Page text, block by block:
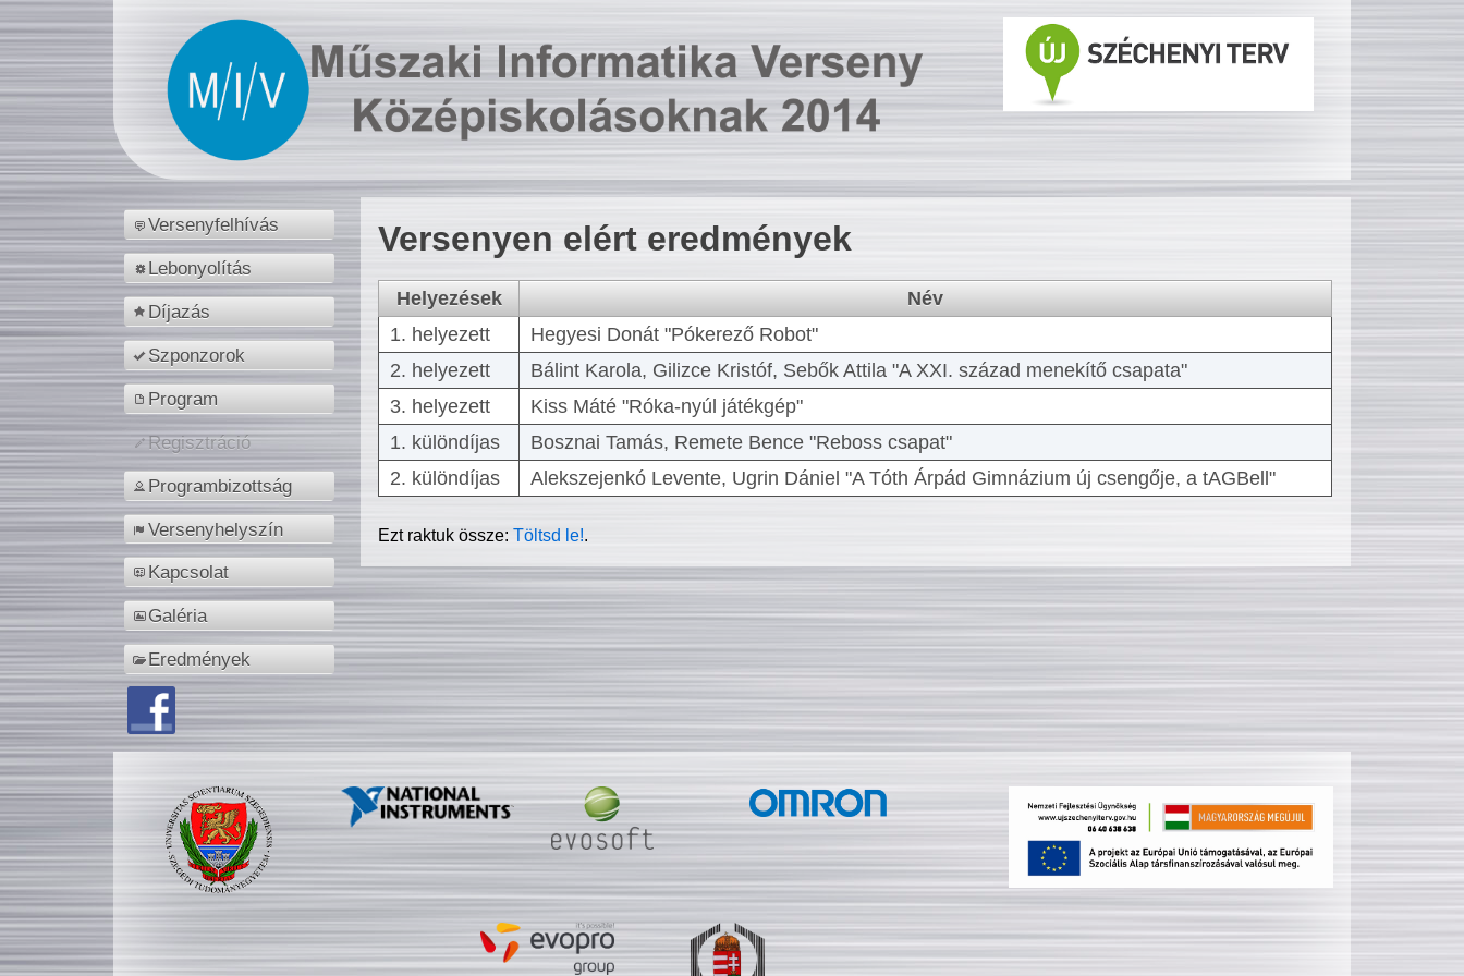
Versenyfelhívás
Lebonyolítás
Díjazás
Szponzorok
Program
Regisztráció
Programbizottság
Versenyhelyszín
Kapcsolat
Galéria
Eredmények
Versenyen elért eredmények
Helyezések
Név
1. helyezett
Hegyesi Donát "Pókerező Robot"
2. helyezett
Bálint Karola, Gilizce Kristóf, Sebők Attila "A XXI. század menekítő csapata"
3. helyezett
Kiss Máté "Róka-nyúl játékgép"
1. különdíjas
Bosznai Tamás, Remete Bence "Reboss csapat"
2. különdíjas
Alekszejenkó Levente, Ugrin Dániel "A Tóth Árpád Gimnázium új csengője, a tAGBell"
Ezt raktuk össze:Töltsd le!.